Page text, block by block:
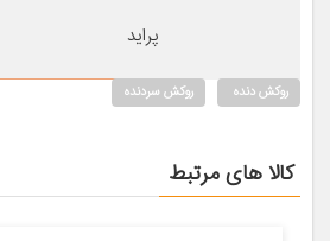
پراید
روکش دنده روکش سردنده
کالا های مرتبط